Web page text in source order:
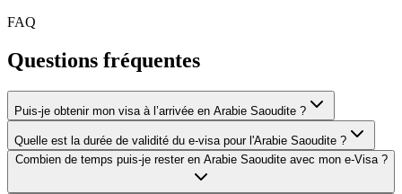
FAQ
Questions fréquentes
Puis-je obtenir mon visa à l’arrivée en Arabie Saoudite ?
Quelle est la durée de validité du e-visa pour l'Arabie Saoudite ?
Combien de temps puis-je rester en Arabie Saoudite avec mon e-Visa ?